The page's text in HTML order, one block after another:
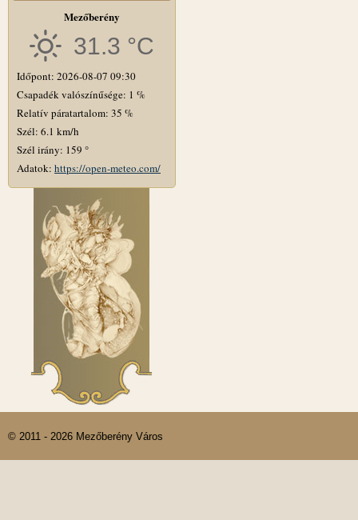
Mezőberény
31.3 °C
Időpont: 2026-08-07 09:30
Csapadék valószínűsége: 1 %
Relatív páratartalom: 35 %
Szél: 6.1 km/h
Szél irány: 159 °
Adatok: https://open-meteo.com/
© 2011 - 2026 Mezőberény Város